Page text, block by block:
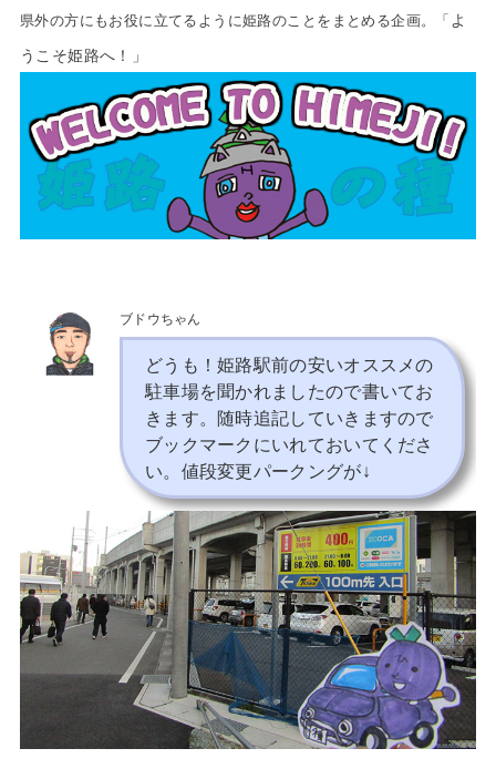
県外の方にもお役に立てるように姫路のことをまとめる企画。「 よ
うこそ姫路へ！」
ブドウちゃん
どうも！姫路駅前の安いオススメの
駐車場を聞かれましたので書いてお
きます。随時追記していきますので
ブックマークにいれておいてくださ
い。値段変更パークングが↓